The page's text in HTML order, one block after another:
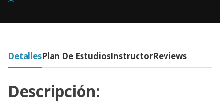
DetallesPlan De EstudiosInstructorReviews
Descripción: